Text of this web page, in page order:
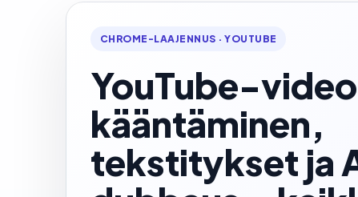
CHROME-LAAJENNUS · YOUTUBE
YouTube-
kääntäminen,
tekstitykset ja